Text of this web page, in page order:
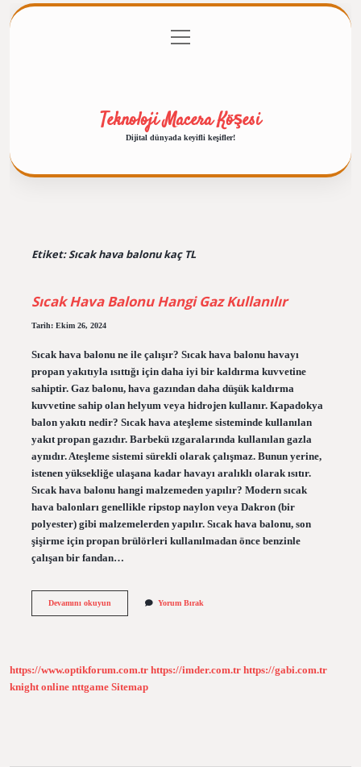
Gizlilik Politikası
menüyü
aç
Teknoloji Macera Köşesi
Dijital dünyada keyifli keşifler!
Etiket:Sıcak hava balonu kaç TL
Sıcak Hava Balonu Hangi Gaz Kullanılır
Tarih: Ekim 26, 2024
Sıcak hava balonu ne ile çalışır? Sıcak hava balonu havayı
propan yakıtıyla ısıttığı için daha iyi bir kaldırma kuvvetine
sahiptir. Gaz balonu, hava gazından daha düşük kaldırma
kuvvetine sahip olan helyum veya hidrojen kullanır. Kapadokya
balon yakıtı nedir? Sıcak hava ateşleme sisteminde kullanılan
yakıt propan gazıdır. Barbekü ızgaralarında kullanılan gazla
aynıdır. Ateşleme sistemi sürekli olarak çalışmaz. Bunun yerine,
istenen yüksekliğe ulaşana kadar havayı aralıklı olarak ısıtır.
Sıcak hava balonu hangi malzemeden yapılır? Modern sıcak
hava balonları genellikle ripstop naylon veya Dakron (bir
polyester) gibi malzemelerden yapılır. Sıcak hava balonu, son
şişirme için propan brülörleri kullanılmadan önce benzinle
çalışan bir fandan…
Devamını okuyunSıcak
Yorum Bırak
https://www.optikforum.com.tr https://imder.com.tr https://gabi.com.tr
knight online nttgame Sitemap